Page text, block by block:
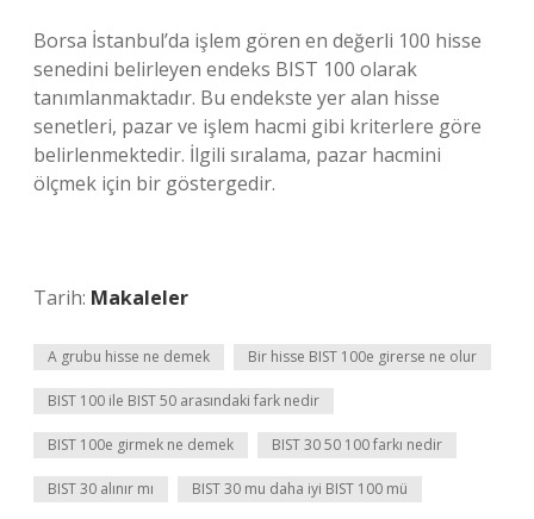
Borsa İstanbul’da işlem gören en değerli 100 hisse
senedini belirleyen endeks BIST 100 olarak
tanımlanmaktadır. Bu endekste yer alan hisse
senetleri, pazar ve işlem hacmi gibi kriterlere göre
belirlenmektedir. İlgili sıralama, pazar hacmini
ölçmek için bir göstergedir.
Tarih: Makaleler
A grubu hisse ne demek Bir hisse BIST 100e girerse ne olur
BIST 100 ile BIST 50 arasındaki fark nedir
BIST 100e girmek ne demek BIST 30 50 100 farkı nedir
BIST 30 alınır mı BIST 30 mu daha iyi BIST 100 mü